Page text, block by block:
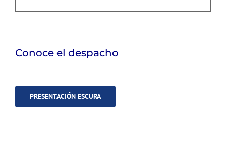
Conoce el despacho
PRESENTACIÓN ESCURA